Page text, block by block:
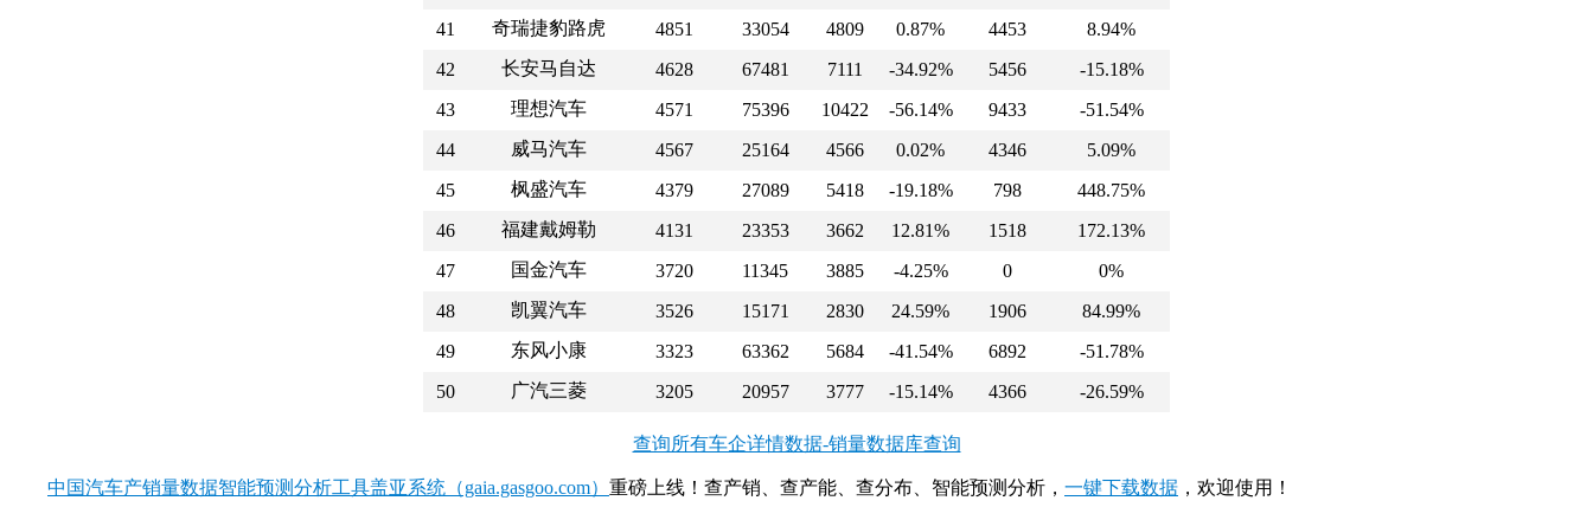
41
奇瑞捷豹路虎 4851 33054 4809 0.87% 4453
8.94%
42
长安马自达 4628 67481 7111 -34.92% 5456
-15.18%
43
理想汽车 4571 75396 10422 -56.14% 9433
-51.54%
44
威马汽车 4567 25164 4566 0.02% 4346
5.09%
45
枫盛汽车 4379 27089 5418 -19.18% 798
448.75%
46
福建戴姆勒 4131 23353 3662 12.81% 1518
172.13%
47
国金汽车 3720 11345 3885 -4.25% 0
0%
48
凯翼汽车 3526 15171 2830 24.59% 1906
84.99%
49
东风小康 3323 63362 5684 -41.54% 6892
-51.78%
50
广汽三菱 3205 20957 3777 -15.14% 4366 -26.59%
查询所有车企详情数据-销量数据库查询
中国汽车产销量数据智能预测分析工具盖亚系统（gaia.gasgoo.com） 重磅上线！查产销、查产能、查分布、智能预测分析， 一键下载数据 ，欢迎使用！